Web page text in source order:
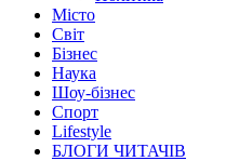
Місто
Світ
Бізнес
Наука
Шоу-бізнес
Спорт
Lifestyle
БЛОГИ ЧИТАЧІВ